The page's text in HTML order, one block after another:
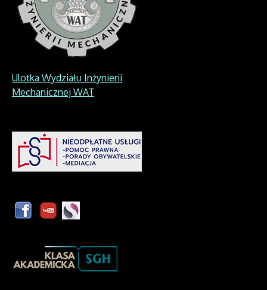
Ulotka Wydziału Inżynierii
Mechanicznej WAT